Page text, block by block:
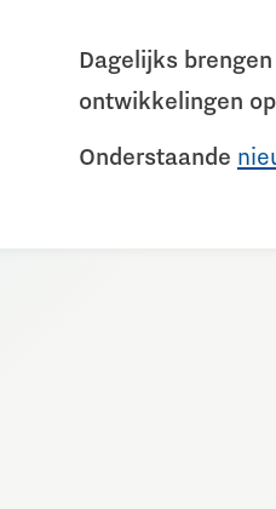
Dagelijks
ontwikkelingen
Onderstaande